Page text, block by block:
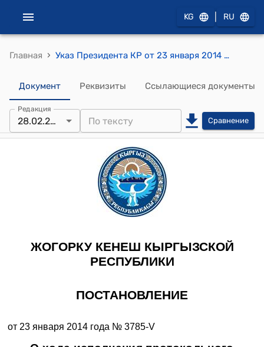
KG RU
Главная › Указ Президента КР от 23 января 2014 года № 3785-V "О ходе исполнения протокольного поручения Жогорку Кенеша Кыргызской Республики П № 323-V от 26 сентября 2013 года о состоянии безопасности дорожного движения в Кыргызской Республике"
Документ Реквизиты Ссылающиеся документы
Редакция
28.02.2013 Сравнение